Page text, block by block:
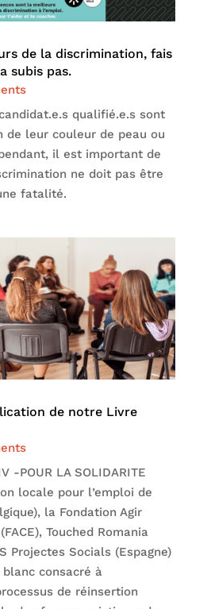
de la discrimination, fais
subis pas.
qualifié.e.s sont
de leur couleur de peau ou
il est important de
ne doit pas être
fatalité.
de notre Livre
-POUR LA SOLIDARITE
locale pour l’emploi de
la Fondation Agir
Touched Romania
Projectes Socials (Espagne)
consacré à
de réinsertion